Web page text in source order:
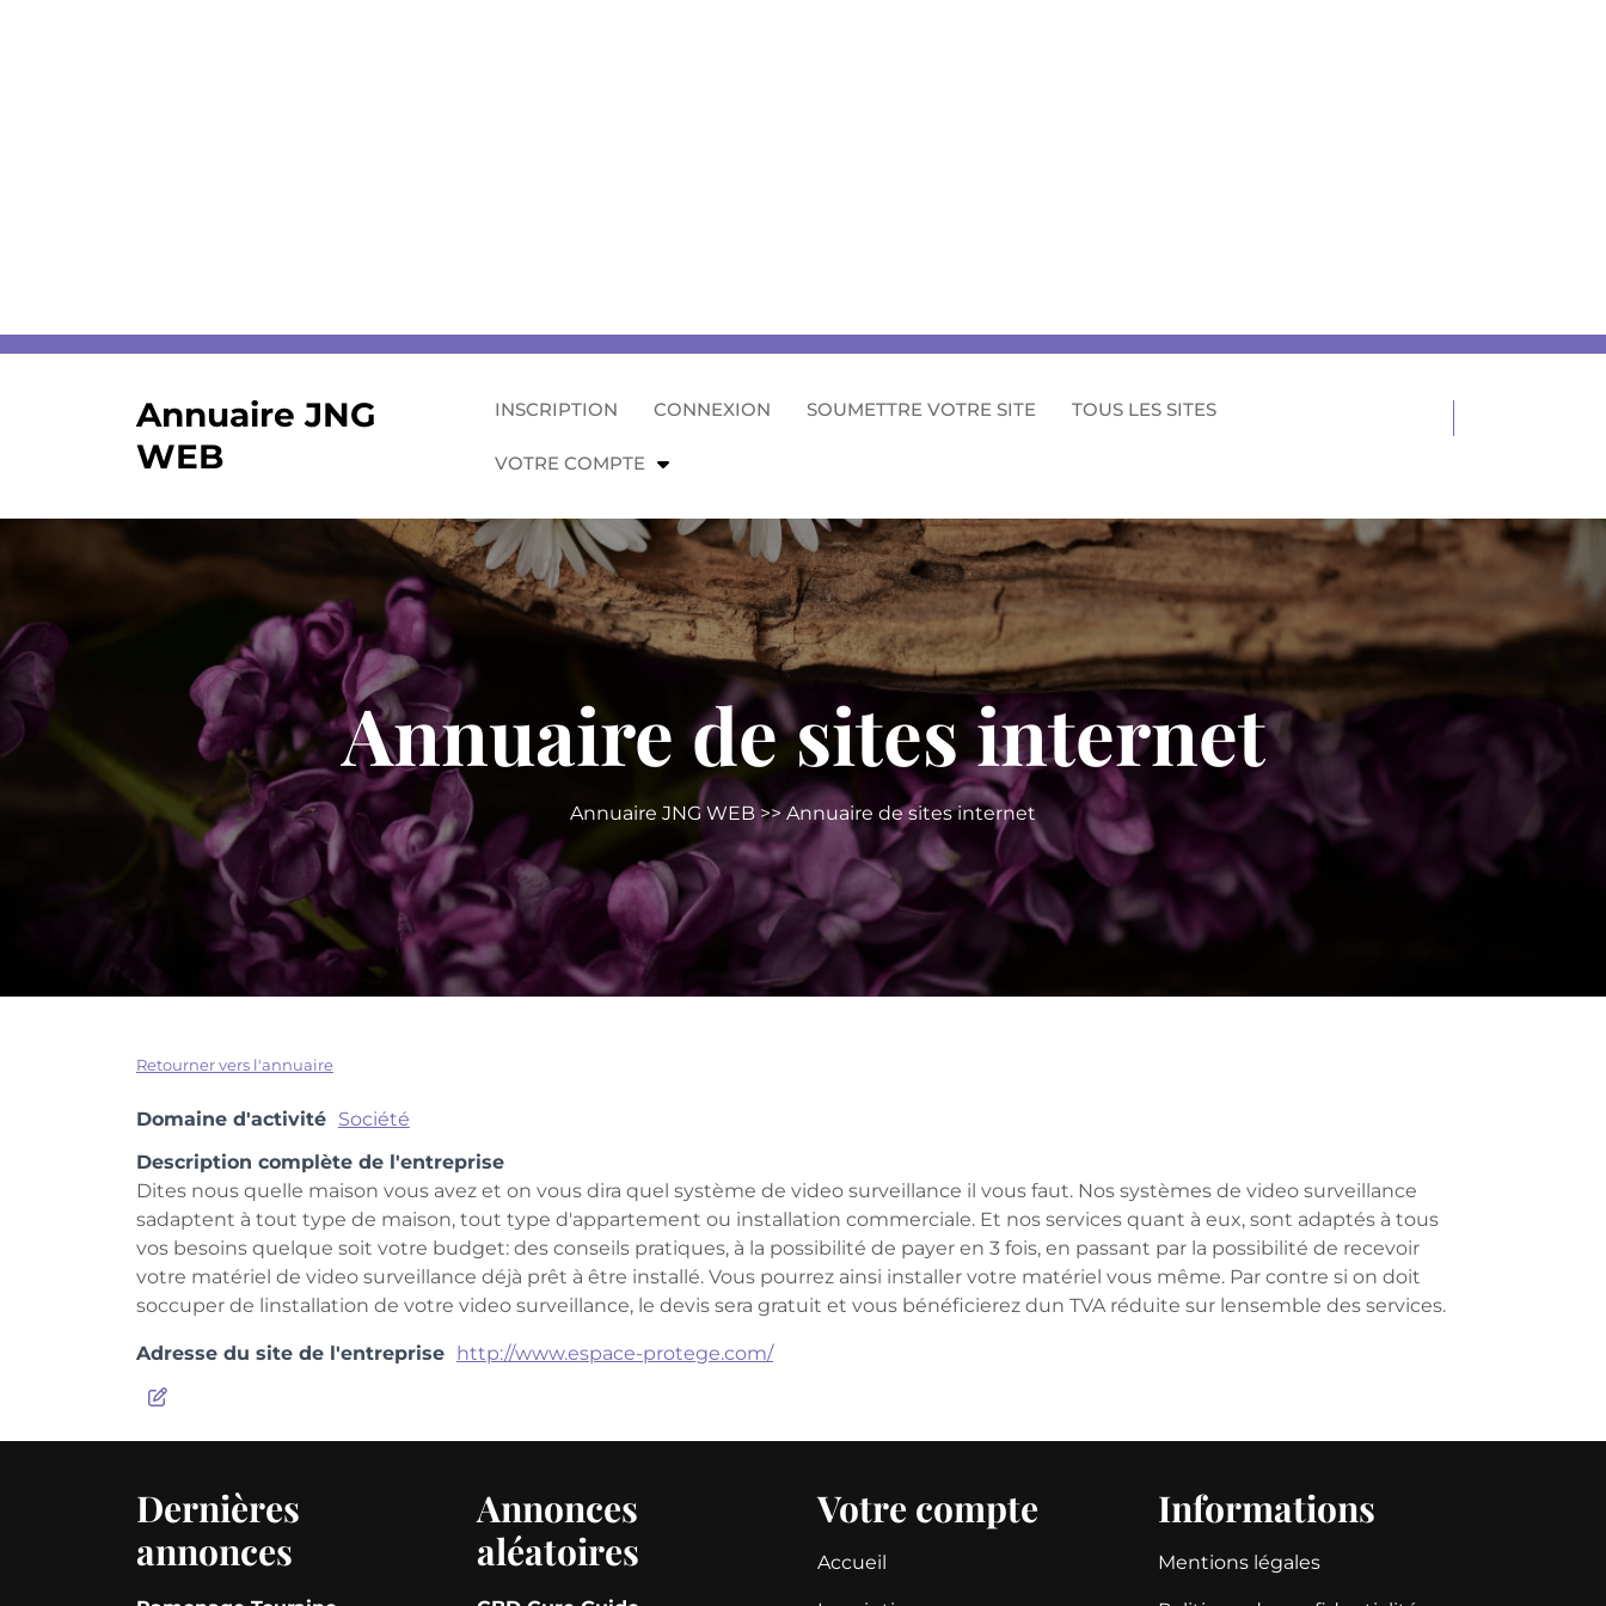
Annuaire JNG
WEB
INSCRIPTION CONNEXION SOUMETTRE VOTRE SITE TOUS LES SITES
VOTRE COMPTE
Annuaire de sites internet
Annuaire JNG WEB>> Annuaire de sites internet
Retourner vers l'annuaire
Domaine d'activité Société
Description complète de l'entreprise
Dites nous quelle maison vous avez et on vous dira quel système de video surveillance il vous faut. Nos systèmes de video surveillance
sadaptent à tout type de maison, tout type d'appartement ou installation commerciale. Et nos services quant à eux, sont adaptés à tous
vos besoins quelque soit votre budget: des conseils pratiques, à la possibilité de payer en 3 fois, en passant par la possibilité de recevoir
votre matériel de video surveillance déjà prêt à être installé. Vous pourrez ainsi installer votre matériel vous même. Par contre si on doit
soccuper de linstallation de votre video surveillance, le devis sera gratuit et vous bénéficierez dun TVA réduite sur lensemble des services.
Adresse du site de l'entreprise http://www.espace-protege.com/
Dernières
annonces
Annonces
aléatoires
Votre compte
Accueil
Informations
Mentions légales